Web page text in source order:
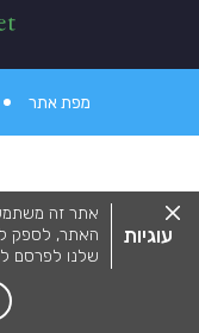
עוגיות
אתר זה משתמש
האתר, לספק
שלנו לפרסם
מידע המפרט
אותם, ניתן
על ידי
סגור
את
מדיניות
מפת אתר